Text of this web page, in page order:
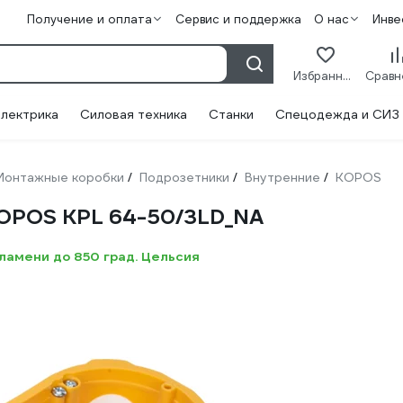
Получение и оплата Сервис и поддержка О нас
Избранное
Силовая техника Станки Спецодежда и СИЗ
коробки / Подрозетники / Внутренние / KOPOS
KPL 64-50/3LD_NA
до 850 град. Цельсия